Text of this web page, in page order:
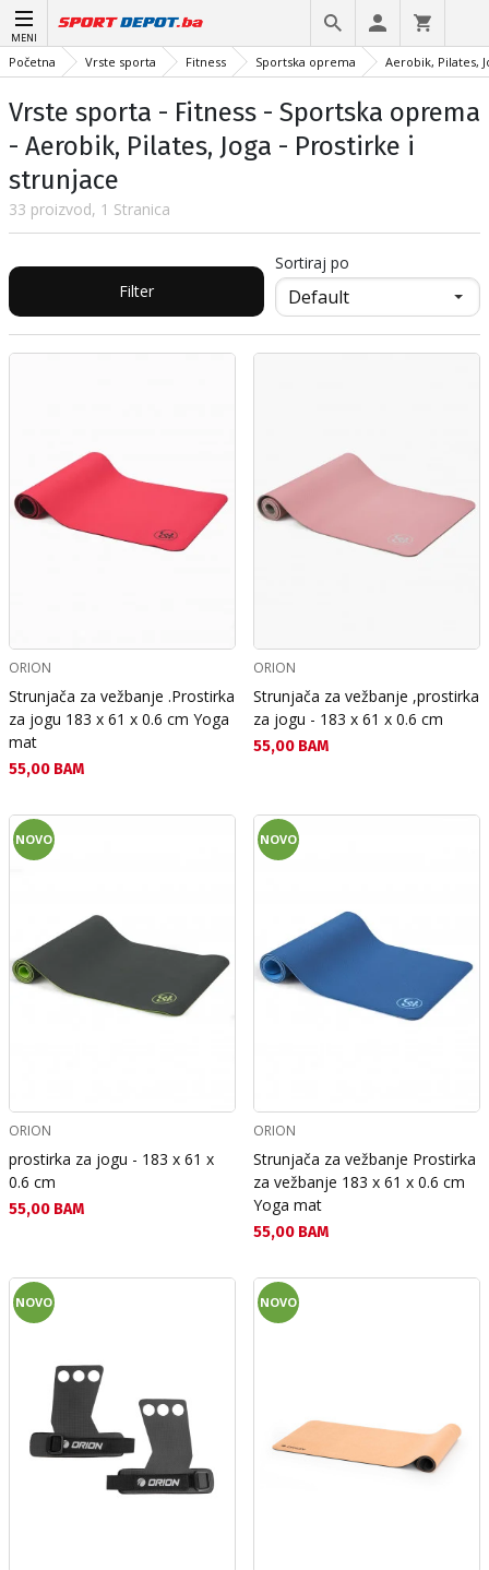
MENI
Početna Vrste sporta Fitness Sportska oprema Aerobik, Pilates,
Vrste sporta - Fitness - Sportska oprema
- Aerobik, Pilates, Joga - Prostirke i
strunjace
33 proizvod, 1 Stranica
Filter
Sortiraj po
ORION
Strunjača za vežbanje .Prostirka
za jogu 183 х 61 х 0.6 cm Yoga
mat
Текуща цена:
55,00 BAM
ORION
Strunjača za vežbanje ,prostirka
za jogu - 183 x 61 x 0.6 cm
Текуща цена:
55,00 BAM
NOVO
ORION
prostirka za jogu - 183 x 61 x
0.6 cm
Текуща цена:
55,00 BAM
NOVO
ORION
Strunjača za vežbanje Prostirka
za vežbanje 183 х 61 х 0.6 cm
Yoga mat
Текуща цена:
55,00 BAM
NOVO NOVO